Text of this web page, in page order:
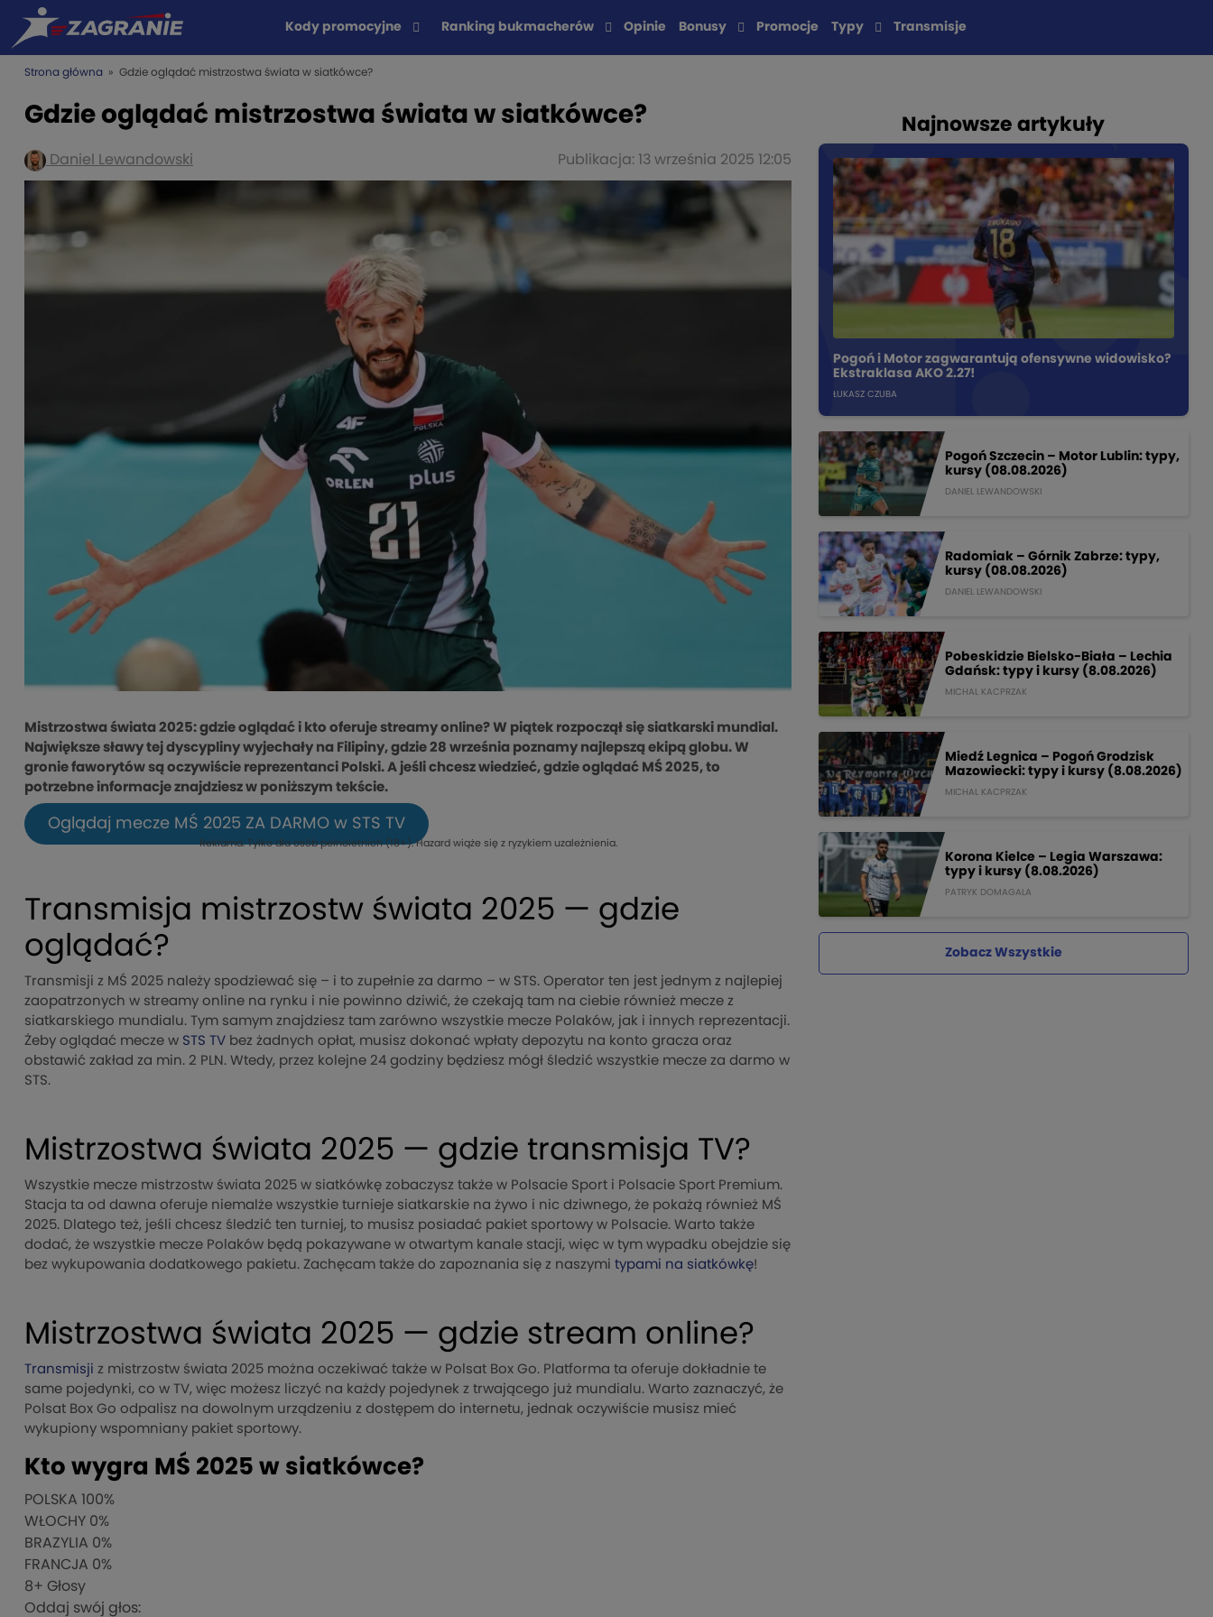
Kody promocyjne Ranking bukmacherów Opinie Bonusy Promocje Typy Transmisje
Strona główna » Gdzie oglądać mistrzostwa świata w siatkówce?
Gdzie oglądać mistrzostwa świata w siatkówce?
Daniel Lewandowski Publikacja: 13 września 2025 12:05
Mistrzostwa świata 2025: gdzie oglądać i kto oferuje streamy online? W piątek rozpoczął się siatkarski mundial.
Największe sławy tej dyscypliny wyjechały na Filipiny, gdzie 28 września poznamy najlepszą ekipą globu. W
gronie faworytów są oczywiście reprezentanci Polski. A jeśli chcesz wiedzieć, gdzie oglądać MŚ 2025, to
potrzebne informacje znajdziesz w poniższym tekście.
Oglądaj mecze MŚ 2025 ZA DARMO w STS TV
Reklama. Tylko dla osób pełnoletnich (18+). Hazard wiąże się z ryzykiem uzależnienia.
Transmisja mistrzostw świata 2025 — gdzie
oglądać?
Transmisji z MŚ 2025 należy spodziewać się – i to zupełnie za darmo – w STS. Operator ten jest jednym z najlepiej
zaopatrzonych w streamy online na rynku i nie powinno dziwić, że czekają tam na ciebie również mecze z
siatkarskiego mundialu. Tym samym znajdziesz tam zarówno wszystkie mecze Polaków, jak i innych reprezentacji.
Żeby oglądać mecze w STS TV bez żadnych opłat, musisz dokonać wpłaty depozytu na konto gracza oraz
obstawić zakład za min. 2 PLN. Wtedy, przez kolejne 24 godziny będziesz mógł śledzić wszystkie mecze za darmo w
STS.
Mistrzostwa świata 2025 — gdzie transmisja TV?
Wszystkie mecze mistrzostw świata 2025 w siatkówkę zobaczysz także w Polsacie Sport i Polsacie Sport Premium.
Stacja ta od dawna oferuje niemalże wszystkie turnieje siatkarskie na żywo i nic dziwnego, że pokażą również MŚ
2025. Dlatego też, jeśli chcesz śledzić ten turniej, to musisz posiadać pakiet sportowy w Polsacie. Warto także
dodać, że wszystkie mecze Polaków będą pokazywane w otwartym kanale stacji, więc w tym wypadku obejdzie się
bez wykupowania dodatkowego pakietu. Zachęcam także do zapoznania się z naszymi typami na siatkówkę!
Mistrzostwa świata 2025 — gdzie stream online?
Transmisji z mistrzostw świata 2025 można oczekiwać także w Polsat Box Go. Platforma ta oferuje dokładnie te
same pojedynki, co w TV, więc możesz liczyć na każdy pojedynek z trwającego już mundialu. Warto zaznaczyć, że
Polsat Box Go odpalisz na dowolnym urządzeniu z dostępem do internetu, jednak oczywiście musisz mieć
wykupiony wspomniany pakiet sportowy.
Kto wygra MŚ 2025 w siatkówce?
POLSKA 100%
WŁOCHY 0%
BRAZYLIA 0%
FRANCJA 0%
8+ Głosy
Oddaj swój głos:
Najnowsze artykuły
Pogoń i Motor zagwarantują ofensywne widowisko?
Ekstraklasa AKO 2.27!
ŁUKASZ CZUBA
Pogoń Szczecin – Motor Lublin: typy,
kursy (08.08.2026)
DANIEL LEWANDOWSKI
Radomiak – Górnik Zabrze: typy,
kursy (08.08.2026)
DANIEL LEWANDOWSKI
Pobeskidzie Bielsko-Biała – Lechia
Gdańsk: typy i kursy (8.08.2026)
MICHAL KACPRZAK
Miedź Legnica – Pogoń Grodzisk
Mazowiecki: typy i kursy (8.08.2026)
MICHAL KACPRZAK
Korona Kielce – Legia Warszawa:
typy i kursy (8.08.2026)
PATRYK DOMAGALA
Zobacz Wszystkie